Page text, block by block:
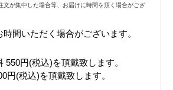
文が集中した場合等、お届けに時間を頂く場合がござ
間いただく場合がございます。
550円(税込)を頂戴致します。
円(税込)を頂戴致します。